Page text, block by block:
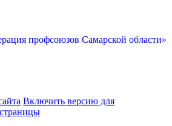
профсоюзов Самарской области»
Включить версию для